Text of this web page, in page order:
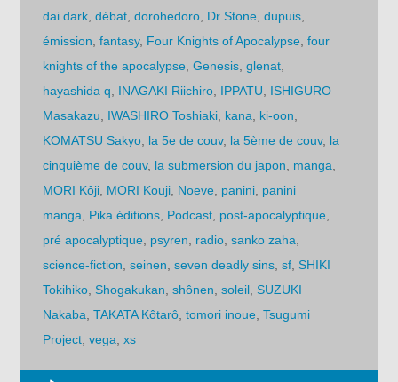
dai dark ,débat ,dorohedoro Dr Stone ,dupuis
émission ,fantasy, Four Knights of Apocalypse ,four
knights of the apocalypse ,Genesis ,glenat
hayashida q
INAGAKI Riichiro IPPATU
ISHIGURO
Masakazu
IWASHIRO Toshiaki kana ki-oon
KOMATSU Sakyo la 5e de couv, la 5ème de couv, la
cinquième de couv, la submersion du japon manga
MORI Kôji MORI Kouji Noeve panini panini
manga
Pika éditions Podcast post-apocalyptique
pré apocalyptique psyren radio ,sanko zaha
science-fiction ,seinen ,seven deadly sins ,sf ,SHIKI
Tokihiko ,Shogakukan ,shônen ,soleil ,SUZUKI
Nakaba ,TAKATA Kôtarô ,tomori inoue ,Tsugumi
Project ,vega ,xs